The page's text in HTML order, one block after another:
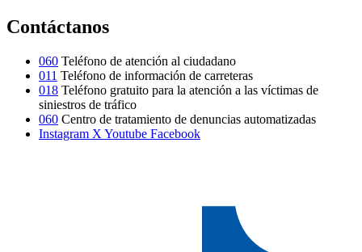
Contáctanos
060 Teléfono de atención al ciudadano
011 Teléfono de información de carreteras
018 Teléfono gratuito para la atención a las víctimas de
siniestros de tráfico
060 Centro de tratamiento de denuncias automatizadas
Instagram X Youtube Facebook